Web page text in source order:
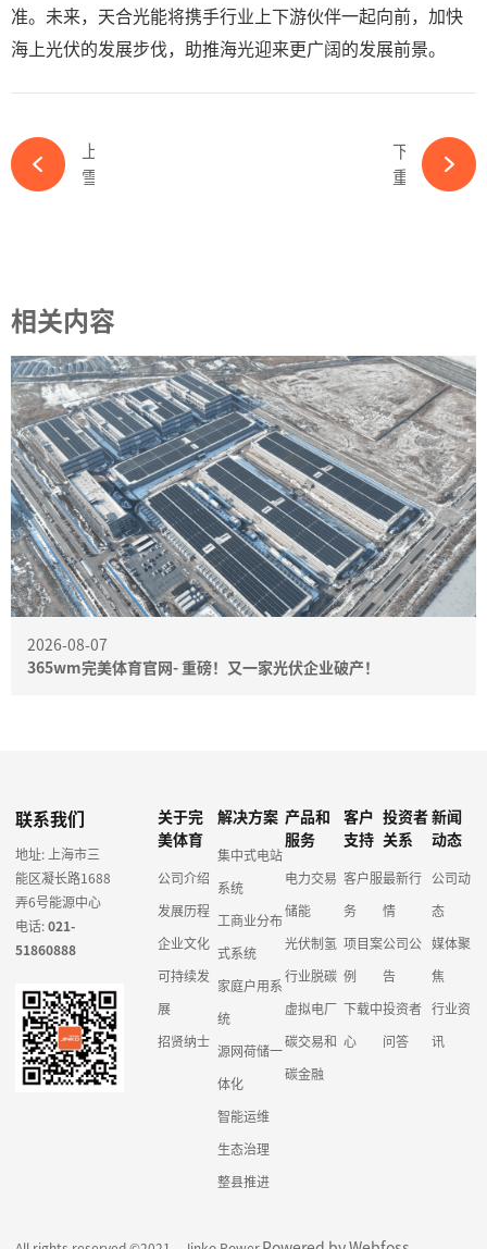
准。未来，天合光能将携手行业上下游伙伴一起向前，加快
海上光伏的发展步伐，助推海光迎来更广阔的发展前景。
下一篇
重磅！两大电力央企重大人事变动！-365wm完美体育官网
相关内容
2026-08-07
365wm完美体育官网- 重磅！又一家光伏企业破产！
联系我们
地址: 上海市三
能区凝长路1688
弄6号能源中心
电话:021-
51860888
关于完
美体育
公司介绍
发展历程
企业文化
可持续发
展
招贤纳士
解决方案
集中式电站
系统
工商业分布
式系统
家庭户用系
统
源网荷储一
体化
智能运维
生态治理
整县推进
产品和
服务
电力交易
储能
光伏制氢
行业脱碳
虚拟电厂
碳交易和
碳金融
客户
支持
客户服
务
项目案
例
下载中
心
投资者
关系
最新行
情
公司公
告
投资者
问答
新闻
动态
公司动
态
媒体聚
焦
行业资
讯